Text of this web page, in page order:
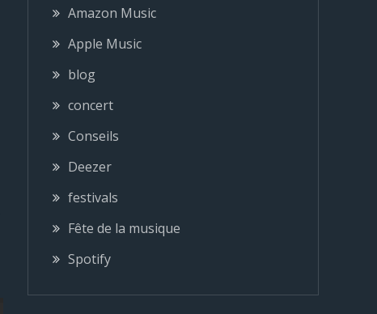
Amazon Music
Apple Music
blog
concert
Conseils
Deezer
festivals
Fête de la musique
Spotify